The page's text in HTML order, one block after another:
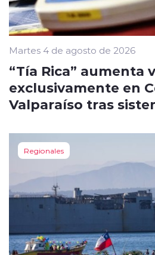
Martes 4 de agosto de 2026
“Tía Rica” aumenta
exclusivamente en
Valparaíso tras
Regionales